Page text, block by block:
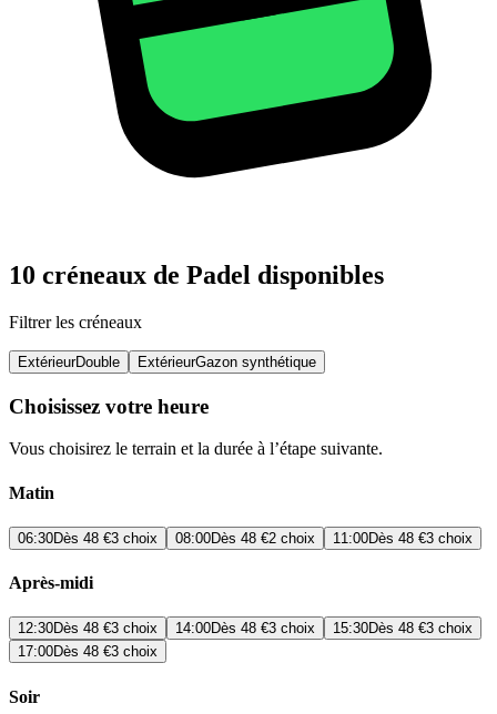
10 créneaux de Padel disponibles
Filtrer les créneaux
ExtérieurDouble ExtérieurGazon synthétique
Choisissez votre heure
Vous choisirez le terrain et la durée à l’étape suivante.
Matin
06:30Dès 48 €3 choix 08:00Dès 48 €2 choix 11:00Dès 48 €3 choix
Après-midi
12:30Dès 48 €3 choix 14:00Dès 48 €3 choix 15:30Dès 48 €3 choix
17:00Dès 48 €3 choix
Soir